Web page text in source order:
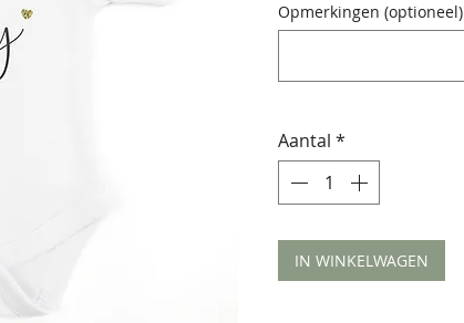
Opmerkingen (optioneel)
Aantal *
IN WINKELWAGEN